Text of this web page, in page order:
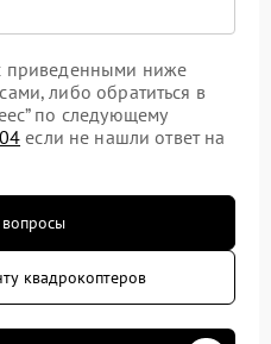
приведенными ниже
либо обратиться в
по следующему
если не нашли ответ на
квадрокоптеров